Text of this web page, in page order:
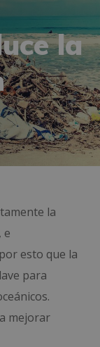
la
la
e
esto que la
para
mejorar